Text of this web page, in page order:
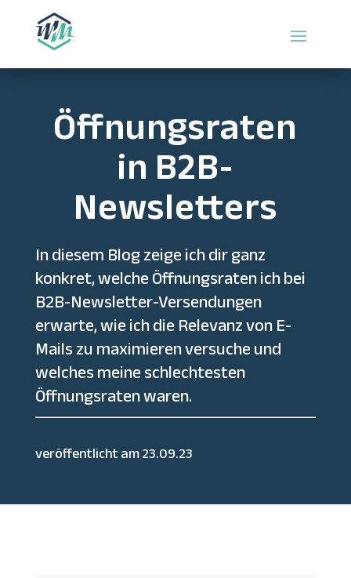
Öffnungsraten
in B2B-
Newsletters
In diesem Blog zeige ich dir ganz
konkret, welche Öffnungsraten ich bei
B2B-Newsletter-Versendungen
erwarte, wie ich die Relevanz von E-
Mails zu maximieren versuche und
welches meine schlechtesten
Öffnungsraten waren.
veröffentlicht am 23.09.23